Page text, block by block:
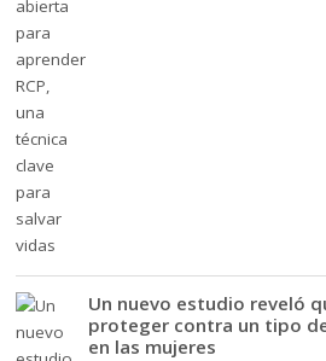
Un nuevo estudio reveló
proteger contra un tipo
en las mujeres